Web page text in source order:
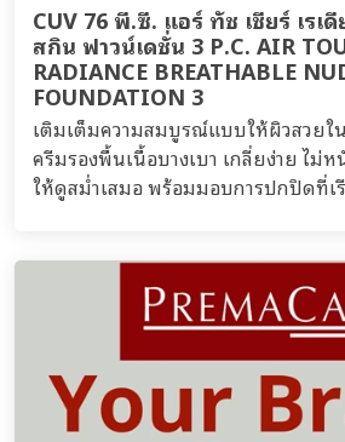
CUV 76 พี.ซี. แอร์ ทัช เชียร์ เรเ
สกิน ฟาวน์เดชั่น 3 P.C. AIR
RADIANCE BREATHABLE
FOUNDATION 3
เติมเต็มความสมบูรณ์แบบให้ผิวสวยใ
ครีมรองพื้นเนื้อบางเบา เกลี่ยง่าย ไม่
ให้ดูสม่ำเสมอ พร้อมมอบการปกปิดที่เ